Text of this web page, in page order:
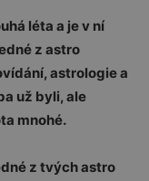
léta a je v ní
z astro
astrologie a
už byli, ale
mnohé.
z tvých astro